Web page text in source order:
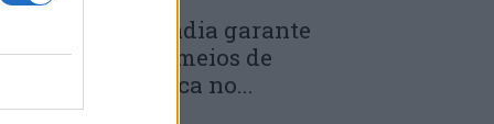
Município de Anadia garante
dos meios de
emergência médica no...
JULHO, 2026